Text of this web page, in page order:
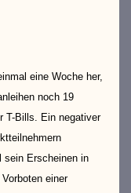
eine Woche her,
noch 19
T-Bills. Ein negativer
sein Erscheinen in
einer